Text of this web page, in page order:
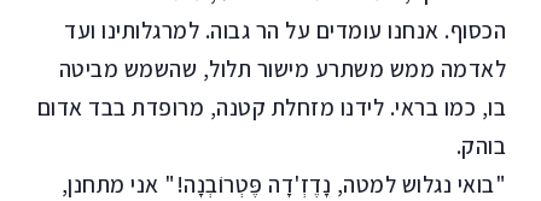
הכסוף. אנחנו עומדים על הר גבוה. למרגלותינו ועד
לאדמה ממש משתרע מישור תלול, שהשמש מביטה
בו, כמו בראי. לידנו מזחלת קטנה, מרופדת בבד אדום
בוהק.
"בואי נגלוש למטה, נָדֶזְ'דָה פֶּטְרוֹבְנָה!" אני מתחנן,